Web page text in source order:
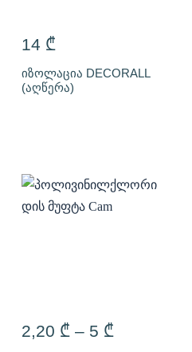
14 ₾
იზოლაცია DECORALL
(აღწერა)
2,20 ₾ – 5 ₾